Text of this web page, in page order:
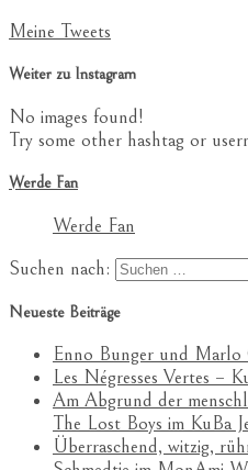
Meine Tweets
Weiter zu Instagram
No images found!
Try some other hashtag or
Werde Fan
Werde Fan
Suchen nach:
Neueste Beiträge
Enno Bunger und Marlo
Les Négresses Vertes –
Am Abgrund der
The Lost Boys im KuBa
Überraschend, witzig,